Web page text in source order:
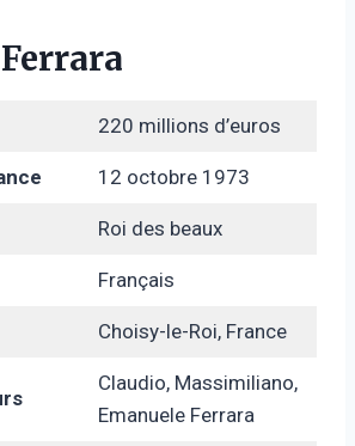
220 millions d’euros
12 octobre 1973
Roi des beaux
Français
Choisy-le-Roi, France
Claudio, Massimiliano,
Emanuele Ferrara